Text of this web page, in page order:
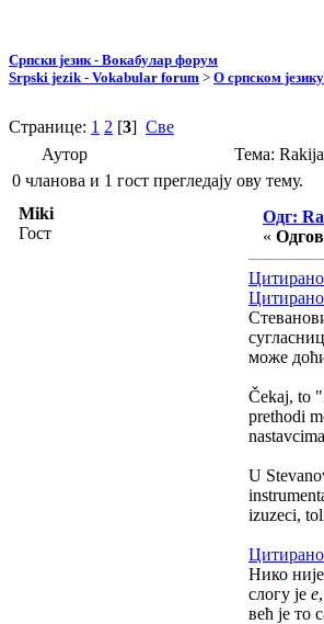
Српски језик - Вокабулар форум
Srpski jezik - Vokabular forum > О српском
Странице: 1 2 [3] Све
Аутор
Тема:
0 чланова и 1 гост прегледају ову тему.
Miki
Гост
Одг:
«
може
Čekaj, to
prethodi
U
izuzeci,
Нико
слогу је е
већ је то